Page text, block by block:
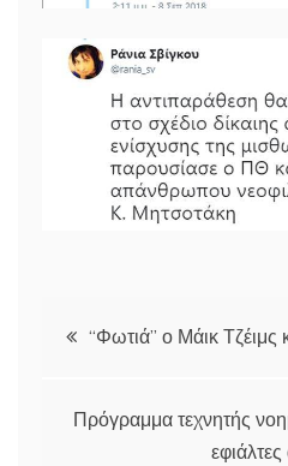
Πλοήγηση
“Φωτιά” ο Μάικ Τζέιμς
Πρόγραμμα τεχνητής